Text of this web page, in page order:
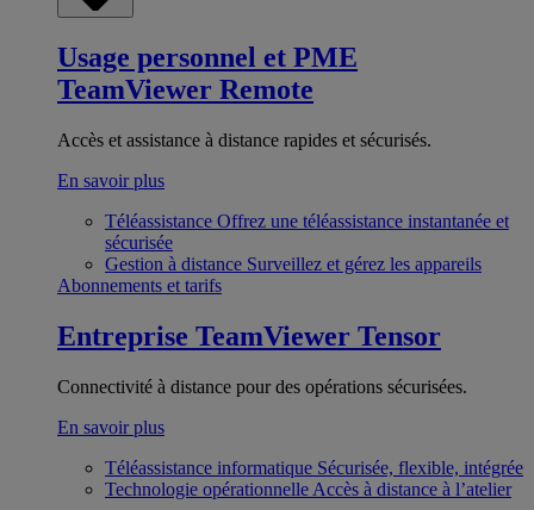
Usage personnel et PME
TeamViewer Remote
Accès et assistance à distance rapides et sécurisés.
En savoir plus
Téléassistance Offrez une téléassistance instantanée et
sécurisée
Gestion à distance Surveillez et gérez les appareils
Abonnements et tarifs
Entreprise TeamViewer Tensor
Connectivité à distance pour des opérations sécurisées.
En savoir plus
Téléassistance informatique Sécurisée, flexible, intégrée
Technologie opérationnelle Accès à distance à l’atelier